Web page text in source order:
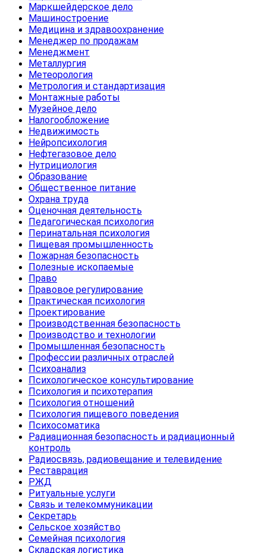
Маркшейдерское дело
Машиностроение
Медицина и здравоохранение
Менеджер по продажам
Менеджмент
Металлургия
Метеорология
Метрология и стандартизация
Монтажные работы
Музейное дело
Налогообложение
Недвижимость
Нейропсихология
Нефтегазовое дело
Нутрициология
Образование
Общественное питание
Охрана труда
Оценочная деятельность
Педагогическая психология
Перинатальная психология
Пищевая промышленность
Пожарная безопасность
Полезные ископаемые
Право
Правовое регулирование
Практическая психология
Проектирование
Производственная безопасность
Производство и технологии
Промышленная безопасность
Профессии различных отраслей
Психоанализ
Психологическое консультирование
Психология и психотерапия
Психология отношений
Психология пищевого поведения
Психосоматика
Радиационная безопасность и радиационный
контроль
Радиосвязь, радиовещание и телевидение
Реставрация
РЖД
Ритуальные услуги
Связь и телекоммуникации
Секретарь
Сельское хозяйство
Семейная психология
Складская логистика